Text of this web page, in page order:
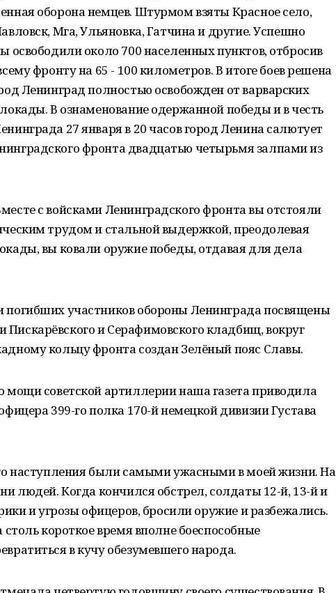
оборона немцев. Штурмом взяты Красное село,
Мга, Ульяновка, Гатчина и другие. Успешно
освободили около 700 населенных пунктов, отбросив
фронту на 65 - 100 километров. В итоге боев решена
Ленинград полностью освобожден от варварских
В ознаменование одержанной победы и в честь
27 января в 20 часов город Ленина салютует
фронта двадцатью четырьмя залпами из
с войсками Ленинградского фронта вы отстояли
трудом и стальной выдержкой, преодолевая
вы ковали оружие победы, отдавая для дела
участников обороны Ленинграда посвящены
и Серафимовского кладбищ, вокруг
кольцу фронта создан Зелёный пояс Славы.
мощи советской артиллерии наша газета приводила
399-го полка 170-й немецкой дивизии Густава
наступления были самыми ужасными в моей жизни. На
людей. Когда кончился обстрел, солдаты 12-й, 13-й и
и угрозы офицеров, бросили оружие и разбежались.
короткое время вполне боеспособные
в кучу обезумевшего народа.